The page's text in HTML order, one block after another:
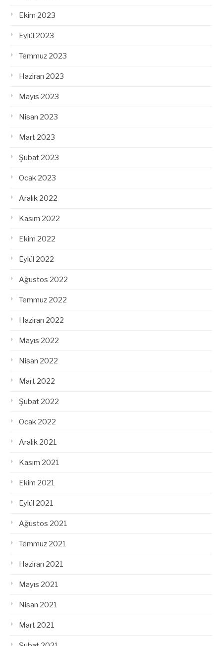
Ekim 2023
Eylül 2023
Temmuz 2023
Haziran 2023
Mayıs 2023
Nisan 2023
Mart 2023
Şubat 2023
Ocak 2023
Aralık 2022
Kasım 2022
Ekim 2022
Eylül 2022
Ağustos 2022
Temmuz 2022
Haziran 2022
Mayıs 2022
Nisan 2022
Mart 2022
Şubat 2022
Ocak 2022
Aralık 2021
Kasım 2021
Ekim 2021
Eylül 2021
Ağustos 2021
Temmuz 2021
Haziran 2021
Mayıs 2021
Nisan 2021
Mart 2021